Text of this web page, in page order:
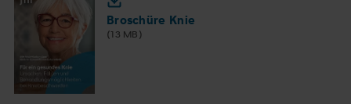
Broschüre Knie
(13 MB)